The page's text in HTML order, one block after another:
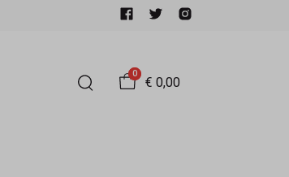
0
€ 0,00